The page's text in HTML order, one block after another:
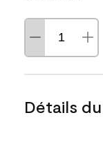
Détails